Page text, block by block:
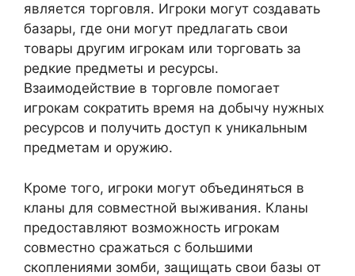
является торговля. Игроки могут создавать
базары, где они могут предлагать свои
товары другим игрокам или торговать за
редкие предметы и ресурсы.
Взаимодействие в торговле помогает
игрокам сократить время на добычу нужных
ресурсов и получить доступ к уникальным
предметам и оружию.
Кроме того, игроки могут объединяться в
кланы для совместной выживания. Кланы
предоставляют возможность игрокам
совместно сражаться с большими
скоплениями зомби, защищать свои базы от